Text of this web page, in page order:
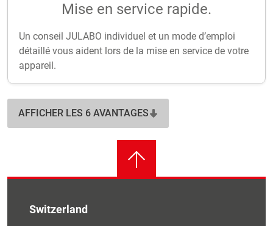
Mise en service rapide.
Un conseil JULABO individuel et un mode d’emploi
détaillé vous aident lors de la mise en service de votre
appareil.
AFFICHER LES 6 AVANTAGES
Switzerland